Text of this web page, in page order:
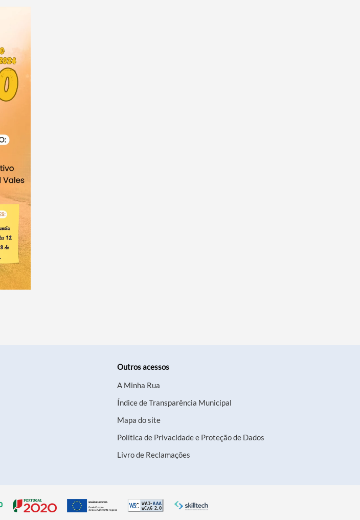
Outros acessos
A Minha Rua
Índice de Transparência Municipal
Mapa do site
Política de Privacidade e Proteção de Dados
Livro de Reclamações